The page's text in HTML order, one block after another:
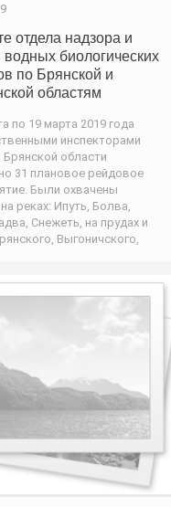
отдела надзора и
биологических
по Брянской и
областям
по 19 марта 2019 года
инспекторами
Брянской области
31 плановое рейдовое
Были охвачены
реках: Ипуть, Болва,
Снежеть, на прудах и
Выгоничского,